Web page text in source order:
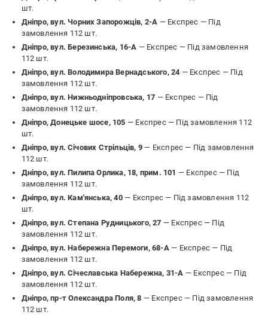
шт.
Дніпро, вул. Чорних Запорожців, 2-А — Експрес — Під
замовлення 112 шт.
Дніпро, вул. Березинська, 16-А — Експрес — Під замовлення
112 шт.
Дніпро, вул. Володимира Вернадського, 24 — Експрес — Під
замовлення 112 шт.
Дніпро, вул. Нижньодніпровська, 17 — Експрес — Під
замовлення 112 шт.
Дніпро, Донецьке шосе, 105 — Експрес — Під замовлення 112
шт.
Дніпро, вул. Січових Стрільців, 9 — Експрес — Під замовлення
112 шт.
Дніпро, вул. Пилипа Орлика, 18, прим. 101 — Експрес — Під
замовлення 112 шт.
Дніпро, вул. Кам'янська, 40— Експрес — Під замовлення 112
шт.
Дніпро, вул. Степана Рудницького, 27 — Експрес — Під
замовлення 112 шт.
Дніпро, вул. Набережна Перемоги, 68-А— Експрес — Під
замовлення 112 шт.
Дніпро, вул. Січеславська Набережна, 31-А — Експрес — Під
замовлення 112 шт.
Дніпро, пр-т Олександра Поля, 8 — Експрес — Під замовлення
112 шт.